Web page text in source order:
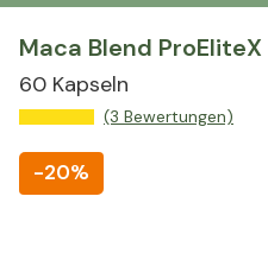
Maca Blend ProEliteX
60 Kapseln
(3 Bewertungen)
-20%